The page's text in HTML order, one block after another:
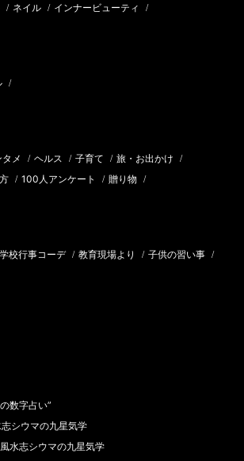
/ ネイル / インナービューティ /
/
メ / ヘルス / 子育て / 旅・お出かけ /
/ 100人アンケート / 贈り物 /
学校行事コーデ / 教育現場より / 子供の習い事 /
数字占い”
志シウマの九星気学
水志シウマの九星気学